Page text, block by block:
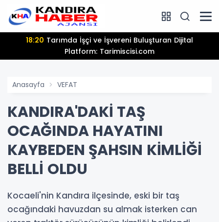
18:20
Platform: Tarimiscisi.com
Anasayfa VEFAT
KANDIRA'DAKİ TAŞ
OCAĞINDA HAYATINI
KAYBEDEN ŞAHSIN KİMLİĞİ
BELLİ OLDU
Kocaeli'nin Kandıra ilçesinde, eski bir taş
ocağındaki havuzdan su almak isterken can